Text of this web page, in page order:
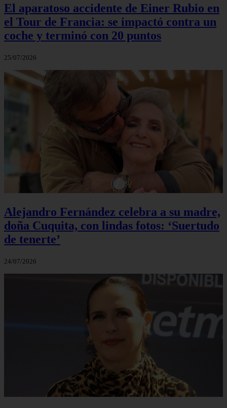
El aparatoso accidente de Einer Rubio en
el Tour de Francia: se impactó contra un
coche y terminó con 20 puntos
25/07/2026
Alejandro Fernández celebra a su madre,
doña Cuquita, con lindas fotos: ‘Suertudo
de tenerte’
24/07/2026